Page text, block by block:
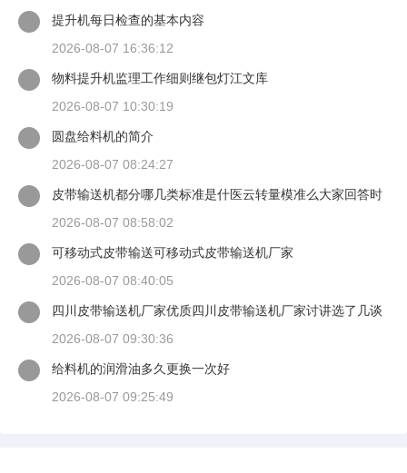
提升机每日检查的基本内容
2026-08-07 16:36:12
物料提升机监理工作细则继包灯江文库
2026-08-07 10:30:19
圆盘给料机的简介
2026-08-07 08:24:27
皮带输送机都分哪几类标准是什医云转量模准么大家回答时
2026-08-07 08:58:02
可移动式皮带输送可移动式皮带输送机厂家
2026-08-07 08:40:05
四川皮带输送机厂家优质四川皮带输送机厂家讨讲选了几谈
2026-08-07 09:30:36
给料机的润滑油多久更换一次好
2026-08-07 09:25:49